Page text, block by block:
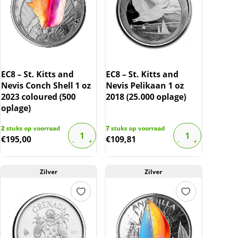
EC8 – St. Kitts and
Nevis Conch Shell 1 oz
2023 coloured (500
oplage)
2stuks op voorraad
€195,00
EC8 – St. Kitts and
Nevis Pelikaan 1 oz
2018 (25.000 oplage)
7stuks op voorraad
€109,81
Zilver Zilver